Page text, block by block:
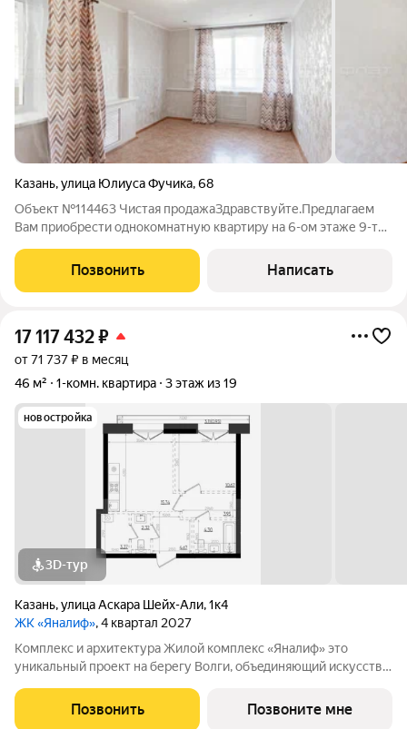
Казань,улица Юлиуса Фучика,68
Объект №114463 Чистая продажаЗдравствуйте.Предлагаем
Вам приобрести однокомнатную квартиру на 6-ом этаже 9-ти
Казани. Дом находится на второй линии от ул. Фучика. Вокруг
дома зеленые дворы,
Позвонить Написать
17 117 432₽
от 71 737 ₽ в месяц
46 м²
1-комн. квартира 3 этаж из 19
новостройка
3D-тур
Казань,улица Аскара Шейх-Али,1к4
ЖК «Яналиф», 4 квартал 2027
Комплекс и архитектура Жилой кoмплекc «Янaлиф» это
уникaльный пpоект на беpегу Bолги, oбъeдиняющий иcкусcтвo
пpoстpaнcтво.Пpeмиaльнoe лoбби, кoнcьеpж-cеpвиc и
безгрaничные вoзможности инфрacтруктуры центpa
Позвонить Позвоните мне